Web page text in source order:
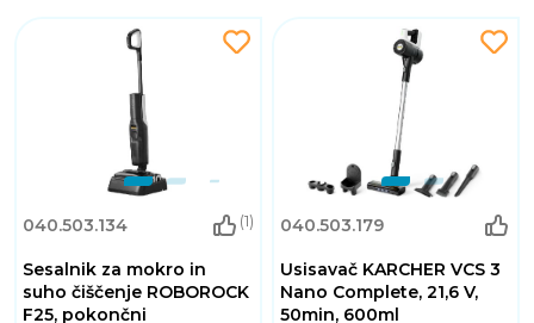
040.503.134 (1)
Sesalnik za mokro in
suho čiščenje ROBOROCK
F25, pokončni
040.503.179
Usisavač KARCHER VCS 3
Nano Complete, 21,6 V,
50min, 600ml